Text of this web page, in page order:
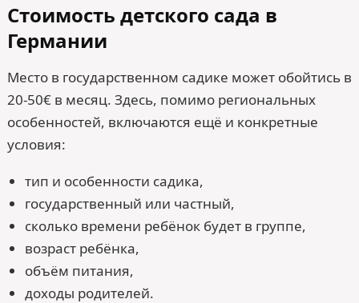
Стоимость детского сада в
Германии
Место в государственном садике может обойтись в
20-50€ в месяц. Здесь, помимо региональных
особенностей, включаются ещё и конкретные
условия:
тип и особенности садика,
государственный или частный,
сколько времени ребёнок будет в группе,
возраст ребёнка,
объём питания,
доходы родителей.